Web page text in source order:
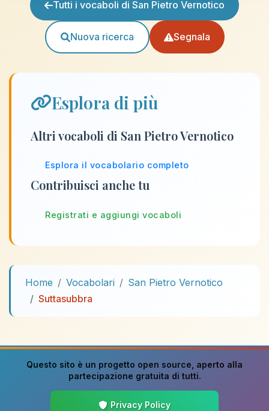
Tutti i vocaboli di San Pietro Vernotico
Nuova ricerca Segnala
Esplora di più
Altri vocaboli di San Pietro Vernotico
Esplora il vocabolario completo
Contribuisci anche tu
Registrati e aggiungi vocaboli
Home Vocabolari
San Pietro Vernotico
Suttasubbra
Questo sito è un progetto open source , aperto alla
partecipazione gratuita di tutti.
Privacy Policy